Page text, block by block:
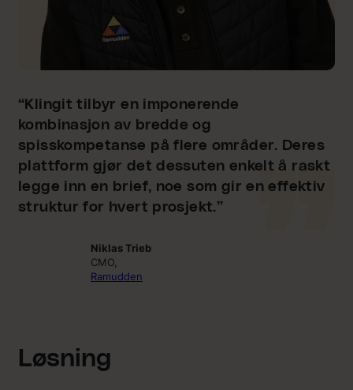
“Klingit tilbyr en imponerende
kombinasjon av bredde og
spisskompetanse på flere områder. Deres
plattform gjør det dessuten enkelt å raskt
legge inn en brief, noe som gir en effektiv
struktur for hvert prosjekt.”
Niklas Trieb
CMO,
Ramudden
Løsning